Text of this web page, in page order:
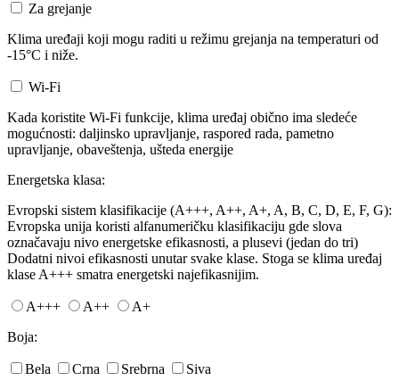
Za grejanje
Klima uređaji koji mogu raditi u režimu grejanja na temperaturi od
-15°C i niže.
Wi-Fi
Kada koristite Wi-Fi funkcije, klima uređaj obično ima sledeće
mogućnosti: daljinsko upravljanje, raspored rada, pametno
upravljanje, obaveštenja, ušteda energije
Energetska klasa:
Evropski sistem klasifikacije (A+++, A++, A+, A, B, C, D, E, F, G):
Evropska unija koristi alfanumeričku klasifikaciju gde slova
označavaju nivo energetske efikasnosti, a plusevi (jedan do tri)
Dodatni nivoi efikasnosti unutar svake klase. Stoga se klima uređaj
klase A+++ smatra energetski najefikasnijim.
A+++ A++
A+
Boja:
Bela Crna Srebrna
Siva